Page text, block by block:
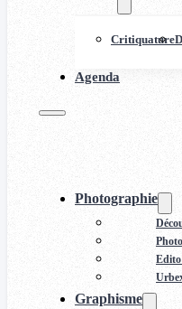
Critiquature
Agenda
Photographie
Graphisme